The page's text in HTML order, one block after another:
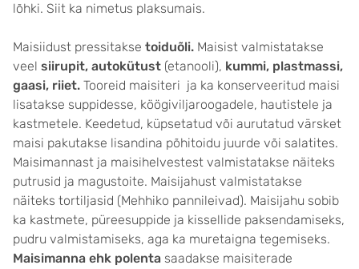
lõhki. Siit ka nimetus plaksumais.
Maisiidust pressitakse toiduõli. Maisist valmistatakse
veel siirupit, autokütust (etanooli), kummi, plastmassi,
gaasi, riiet. Tooreid maisiteri ja ka konserveeritud maisi
lisatakse suppidesse, köögiviljaroogadele, hautistele ja
kastmetele. Keedetud, küpsetatud või aurutatud värsket
maisi pakutakse lisandina põhitoidu juurde või salatites.
Maisimannast ja maisihelvestest valmistatakse näiteks
putrusid ja magustoite. Maisijahust valmistatakse
näiteks tortiljasid (Mehhiko pannileivad). Maisijahu sobib
ka kastmete, püreesuppide ja kissellide paksendamiseks,
pudru valmistamiseks, aga ka muretaigna tegemiseks.
Maisimanna ehk polenta saadakse maisiterade